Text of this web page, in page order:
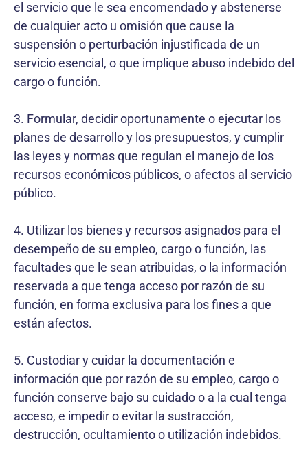
el servicio que le sea encomendado y abstenerse
de cualquier acto u omisión que cause la
suspensión o perturbación injustificada de un
servicio esencial, o que implique abuso indebido del
cargo o función.
3. Formular, decidir oportunamente o ejecutar los
planes de desarrollo y los presupuestos, y cumplir
las leyes y normas que regulan el manejo de los
recursos económicos públicos, o afectos al servicio
público.
4. Utilizar los bienes y recursos asignados para el
desempeño de su empleo, cargo o función, las
facultades que le sean atribuidas, o la información
reservada a que tenga acceso por razón de su
función, en forma exclusiva para los fines a que
están afectos.
5. Custodiar y cuidar la documentación e
información que por razón de su empleo, cargo o
función conserve bajo su cuidado o a la cual tenga
acceso, e impedir o evitar la sustracción,
destrucción, ocultamiento o utilización indebidos.